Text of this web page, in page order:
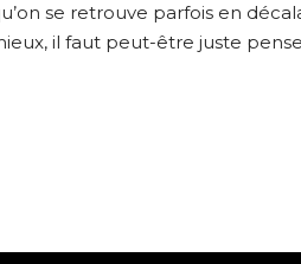
se retrouve parfois en
il faut peut-être juste